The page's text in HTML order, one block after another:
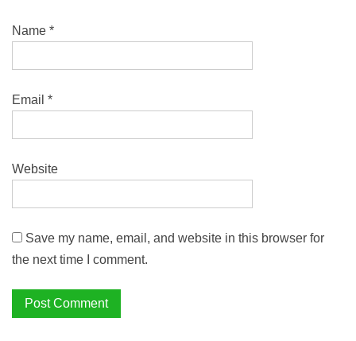
Name *
Email *
Website
Save my name, email, and website in this browser for
the next time I comment.